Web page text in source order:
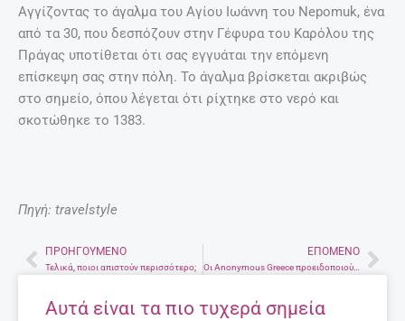
Αγγίζοντας το άγαλμα του Αγίου Ιωάννη του Nepomuk, ένα
από τα 30, που δεσπόζουν στην Γέφυρα του Καρόλου της
Πράγας υποτίθεται ότι σας εγγυάται την επόμενη
επίσκεψη σας στην πόλη. Το άγαλμα βρίσκεται ακριβώς
στο σημείο, όπου λέγεται ότι ρίχτηκε στο νερό και
σκοτώθηκε το 1383.
Πηγή: travelstyle
PrevΠΡΟΗΓΟΎΜΕΝΟ
Τελικά, ποιοι απιστούν περισσότερο;
ΕΠΌΜΕΝΟ
Οι Anonymous Greece προειδοποιούν πως τα χειρότερα έρχονται
Αυτά είναι τα πιο τυχερά σημεία